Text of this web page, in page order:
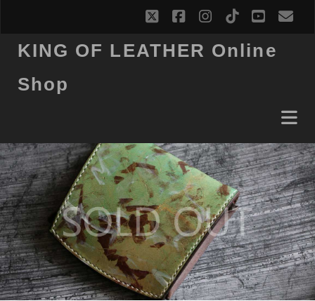
twitterfacebookinstagram
tiktok
KING OF LEATHER Online
Shop